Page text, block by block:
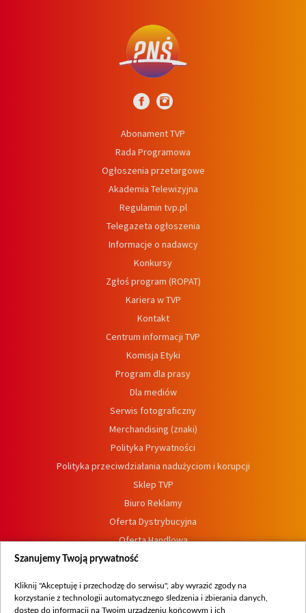
Abonament TVP
Rada Programowa
Ogłoszenia przetargowe
Akademia Telewizyjna
Regulamin tvp.pl
Telegazeta ogłoszenia
Informacje o nadawcy
Konkursy
Zgłoś program (ROPAT)
Kariera w TVP
Kontakt
Centrum informacji TVP
Komisja Etyki
Program dla prasy
Dla mediów
Serwis fotograficzny
Merchandising (znaki)
Polityka Prywatności
Polityka przeciwdziałania nadużyciom i korupcji
Sklep TVP
Biuro Reklamy
Oferta Dystrybucyjna
Oferta Handlowa
Dostępność
Procedura zgłoszeń wewnętrznych
Szanujemy Twoją prywatność
Kliknij "Akceptuję i przechodzę do serwisu", aby wyrazić zgody na
korzystanie z technologii automatycznego śledzenia i zbierania danych,
dostęp do informacji na Twoim urządzeniu końcowym i ich